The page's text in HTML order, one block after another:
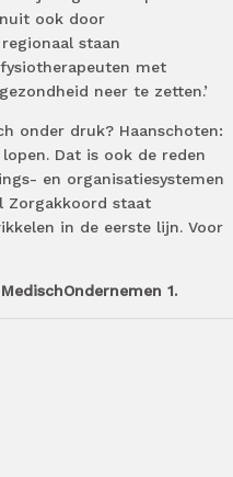
ook door
staan
met
neer te zetten.’
onder druk? Haanschoten:
Dat is ook de reden
en organisatiesystemen
Zorgakkoord staat
in de eerste lijn. Voor
1.